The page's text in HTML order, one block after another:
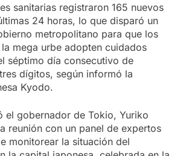
sanitarias registraron 165 nuevos
24 horas, lo que disparó un
metropolitano para que los
mega urbe adopten cuidados
séptimo día consecutivo de
dígitos, según informó la
Kyodo.
el gobernador de Tokio, Yuriko
reunión con un panel de expertos
monitorear la situación del